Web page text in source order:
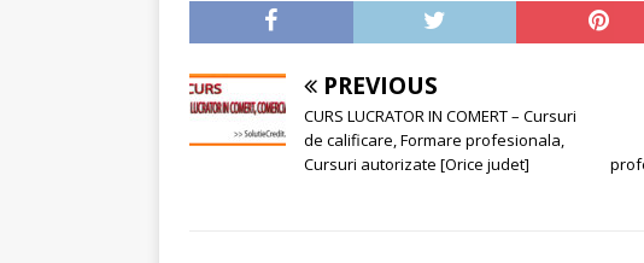
PREVIOUS
CURS LUCRATOR IN COMERT – Cursuri
de calificare, Formare profesionala,
Cursuri autorizate [Orice judet]